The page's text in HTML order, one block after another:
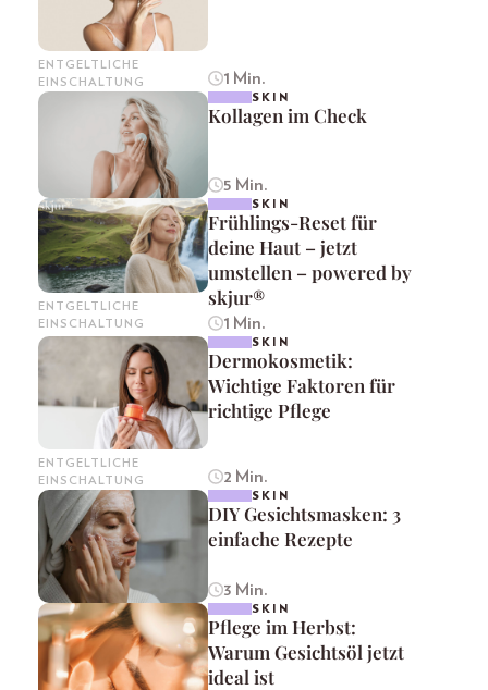
ENTGELTLICHE
EINSCHALTUNG
1 Min.
SKIN
Kollagen im Check
5 Min.
ENTGELTLICHE
EINSCHALTUNG
SKIN
Frühlings-Reset für
deine Haut – jetzt
umstellen – powered by
skjur®
1 Min.
ENTGELTLICHE
EINSCHALTUNG
SKIN
Dermokosmetik:
Wichtige Faktoren für
richtige Pflege
2 Min.
SKIN
DIY Gesichtsmasken: 3
einfache Rezepte
3 Min.
SKIN
Pflege im Herbst:
Warum Gesichtsöl jetzt
ideal ist